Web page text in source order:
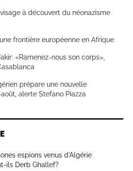
à découvert du néonazisme
frontière européenne en Afrique
«Ramenez-nous son corps»,
prépare une nouvelle
alerte Stefano Piazza
espions venus d’Algérie
ils Derb Ghallef?